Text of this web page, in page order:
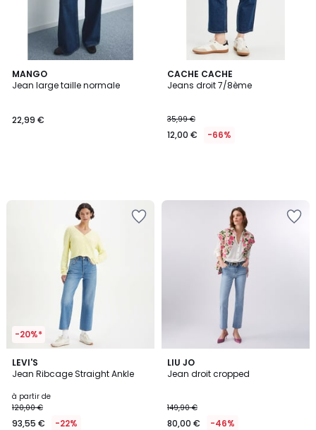
MANGO
Jean large taille normale
22,99 €
CACHE CACHE
Jeans droit 7/8ème
35,99 €
12,00 € -66%
-20%*
LEVI'S
Jean Ribcage Straight Ankle
à partir de
120,00 €
93,55 € -22%
4,6
/ 5
6
Couleurs
LIU JO
Jean droit cropped
149,90 €
80,00 € -46%